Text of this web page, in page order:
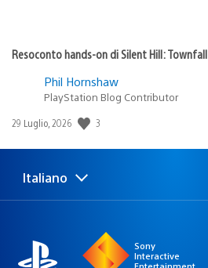
Resoconto hands-on di Silent Hill: Townfall
Phil Hornshaw
PlayStation Blog Contributor
Data
pubblicazione:
29 Luglio, 2026 3
Seleziona
una
Regione
attuale:
Italiano
Sony
Interactive
Entertainment